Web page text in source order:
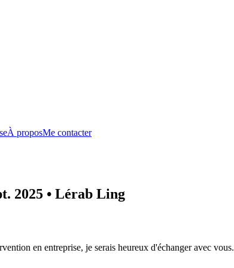
À proposMe contacter
2025 • Lérab Ling
en entreprise, je serais heureux d'échanger avec vous.